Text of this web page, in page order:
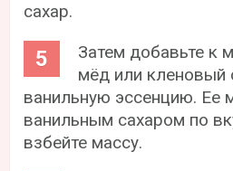
сахар.
Затем добавьте к
мёд или кленовый
ванильную эссенцию. Ее
ванильным сахаром по
взбейте массу.